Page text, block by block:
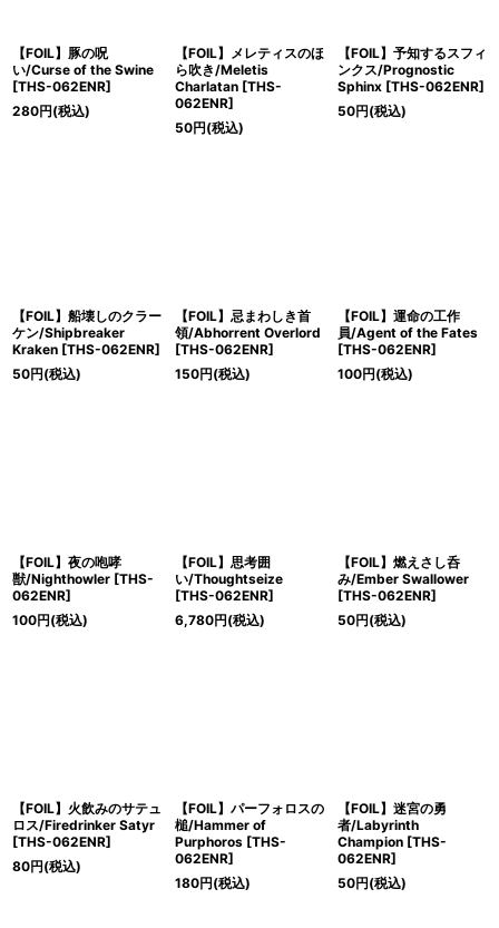
【FOIL】豚の呪
い/Curse of the Swine
[THS-062ENR]
280円(税込)
【FOIL】メレティスのほ
ら吹き/Meletis
Charlatan [THS-
062ENR]
50円(税込)
【FOIL】予知するスフィ
ンクス/Prognostic
Sphinx [THS-062ENR]
50円(税込)
【FOIL】船壊しのクラー
ケン/Shipbreaker
Kraken [THS-062ENR]
50円(税込)
【FOIL】忌まわしき首
領/Abhorrent Overlord
[THS-062ENR]
150円(税込)
【FOIL】運命の工作
員/Agent of the Fates
[THS-062ENR]
100円(税込)
【FOIL】夜の咆哮
獣/Nighthowler [THS-
062ENR]
100円(税込)
【FOIL】思考囲
い/Thoughtseize
[THS-062ENR]
6,780円(税込)
【FOIL】燃えさし呑
み/Ember Swallower
[THS-062ENR]
50円(税込)
【FOIL】火飲みのサテュ
ロス/Firedrinker Satyr
[THS-062ENR]
80円(税込)
【FOIL】パーフォロスの
槌/Hammer of
Purphoros [THS-
062ENR]
180円(税込)
【FOIL】迷宮の勇
者/Labyrinth
Champion [THS-
062ENR]
50円(税込)